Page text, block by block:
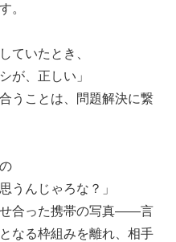
。
ていたとき、
が、正しい」
うことは、問題解決に繋
うんじゃろな？」
せ合った携帯の写真――言
なる枠組みを離れ、相手